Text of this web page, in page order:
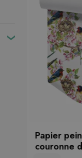
Papier
couronne